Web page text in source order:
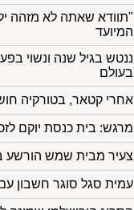
המיועד
בעולם
אחרי קטאר, בטורקיה
מרגש: בית כנסת יוקם
צעיר מבית שמש הורשע
עמית סגל סוגר חשבון